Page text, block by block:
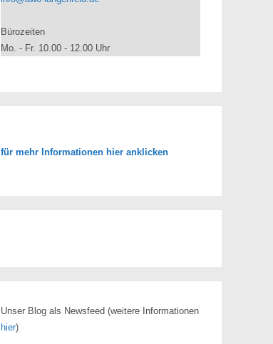
Bürozeiten
Mo. - Fr. 10.00 - 12.00 Uhr
für mehr Informationen hier anklicken
Unser Blog als Newsfeed (weitere Informationen
hier)